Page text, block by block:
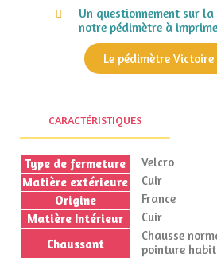
Un questionnement sur
notre pédimètre à
Le pédimètre Victoire
CARACTÉRISTIQUES
Type de fermeture
Velcro
Matière extérieure
Cuir
Origine
France
Matière Intérieur
Cuir
Chaussant
Chausse
pointure